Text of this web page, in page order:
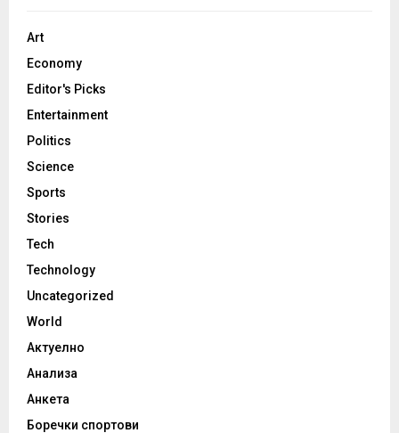
Art
Economy
Editor's Picks
Entertainment
Politics
Science
Sports
Stories
Tech
Technology
Uncategorized
World
Актуелно
Анализа
Анкета
Боречки спортови